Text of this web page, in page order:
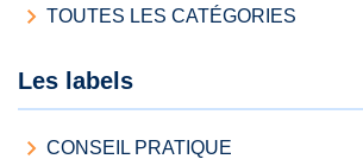
TOUTES LES CATÉGORIES
Les labels
CONSEIL PRATIQUE